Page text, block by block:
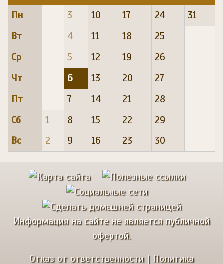
Пн 3 10 17 24
31
Вт
4 11 18
25
Ср
5 12 19
26
Чт
6 13 20
27
Пт
7 14 21
28
Сб
1 8 15 22
29
Вс
2 9 16 23 30
Информация на сайте не является публичной
офертой.
Отказ от ответственности| Политика